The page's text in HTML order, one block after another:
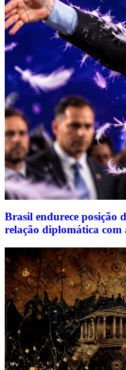
Brasil endurece posição
relação diplomática